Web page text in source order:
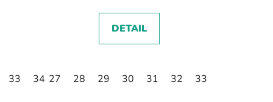
33 34 35
DETAIL
27 28 29 30 31 32 33